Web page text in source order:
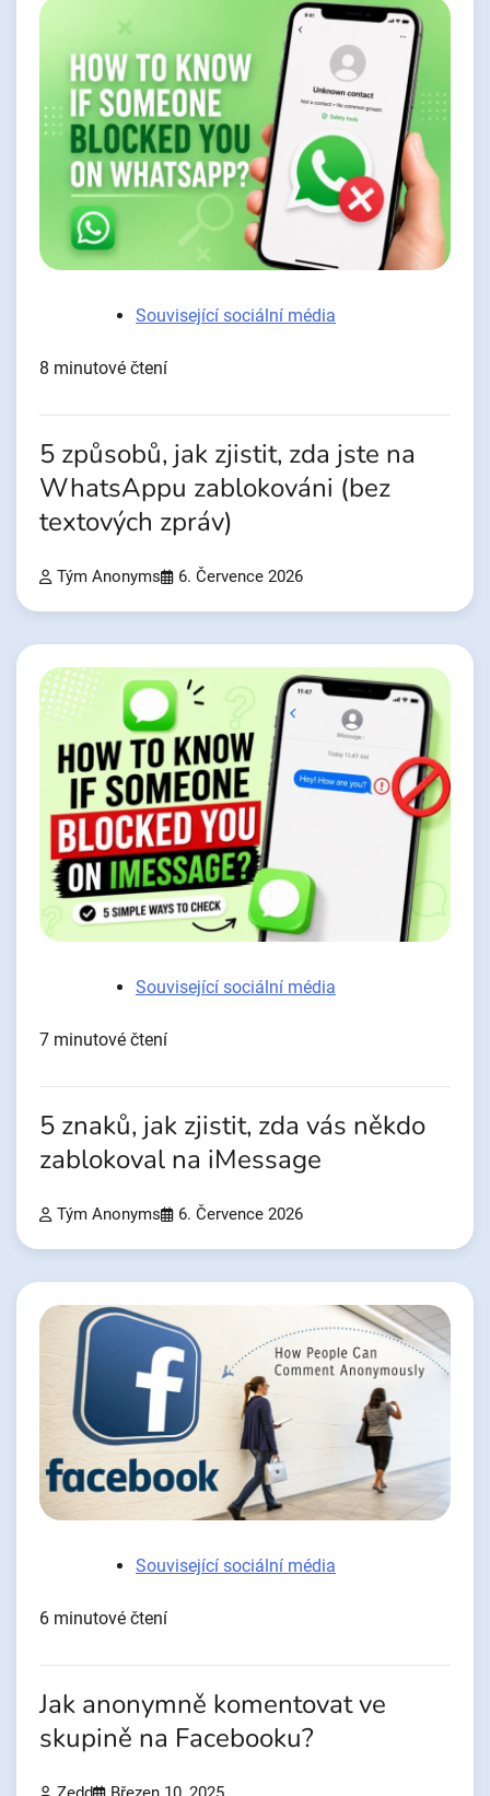
Související sociální média
8 minutové čtení
5 způsobů, jak zjistit, zda jste na
WhatsAppu zablokováni (bez
textových zpráv)
Tým Anonyms 6. Července 2026
Související sociální média
7 minutové čtení
5 znaků, jak zjistit, zda vás někdo
zablokoval na iMessage
Tým Anonyms 6. Července 2026
Související sociální média
6 minutové čtení
Jak anonymně komentovat ve
skupině na Facebooku?